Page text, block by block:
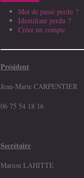
Mot de passe perdu ?
Identifiant perdu ?
Créer un compte
Président
Jean-Marie CARPENTIER
06 75 54 18 16
Secrétaire
Marion LAHITTE